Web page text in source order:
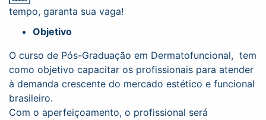
tempo, garanta sua vaga!
Objetivo
O curso de Pós-Graduação em Dermatofuncional, tem
como objetivo capacitar os profissionais para atender
à demanda crescente do mercado estético e funcional
brasileiro.
Com o aperfeiçoamento, o profissional será